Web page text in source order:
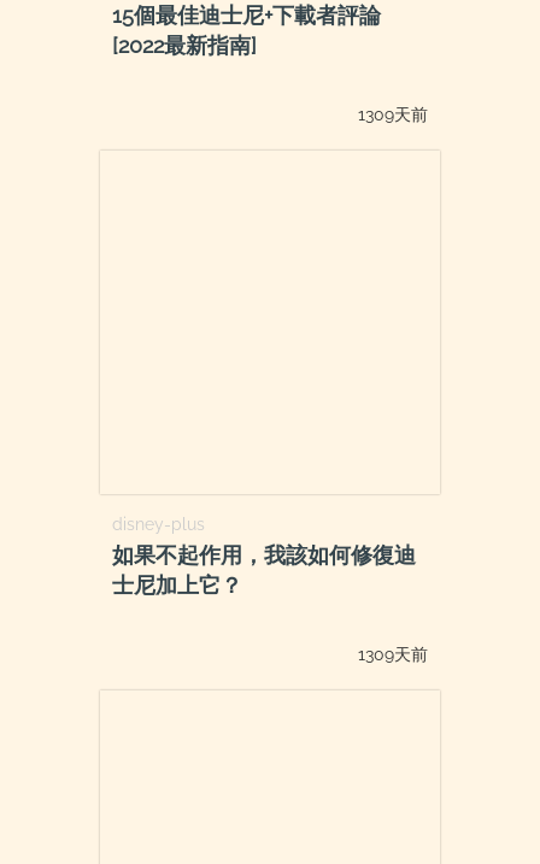
15個最佳迪士尼+下載者評論
[2022最新指南]
1309天前
disney-plus
如果不起作用，我該如何修復迪
士尼加上它？
1309天前